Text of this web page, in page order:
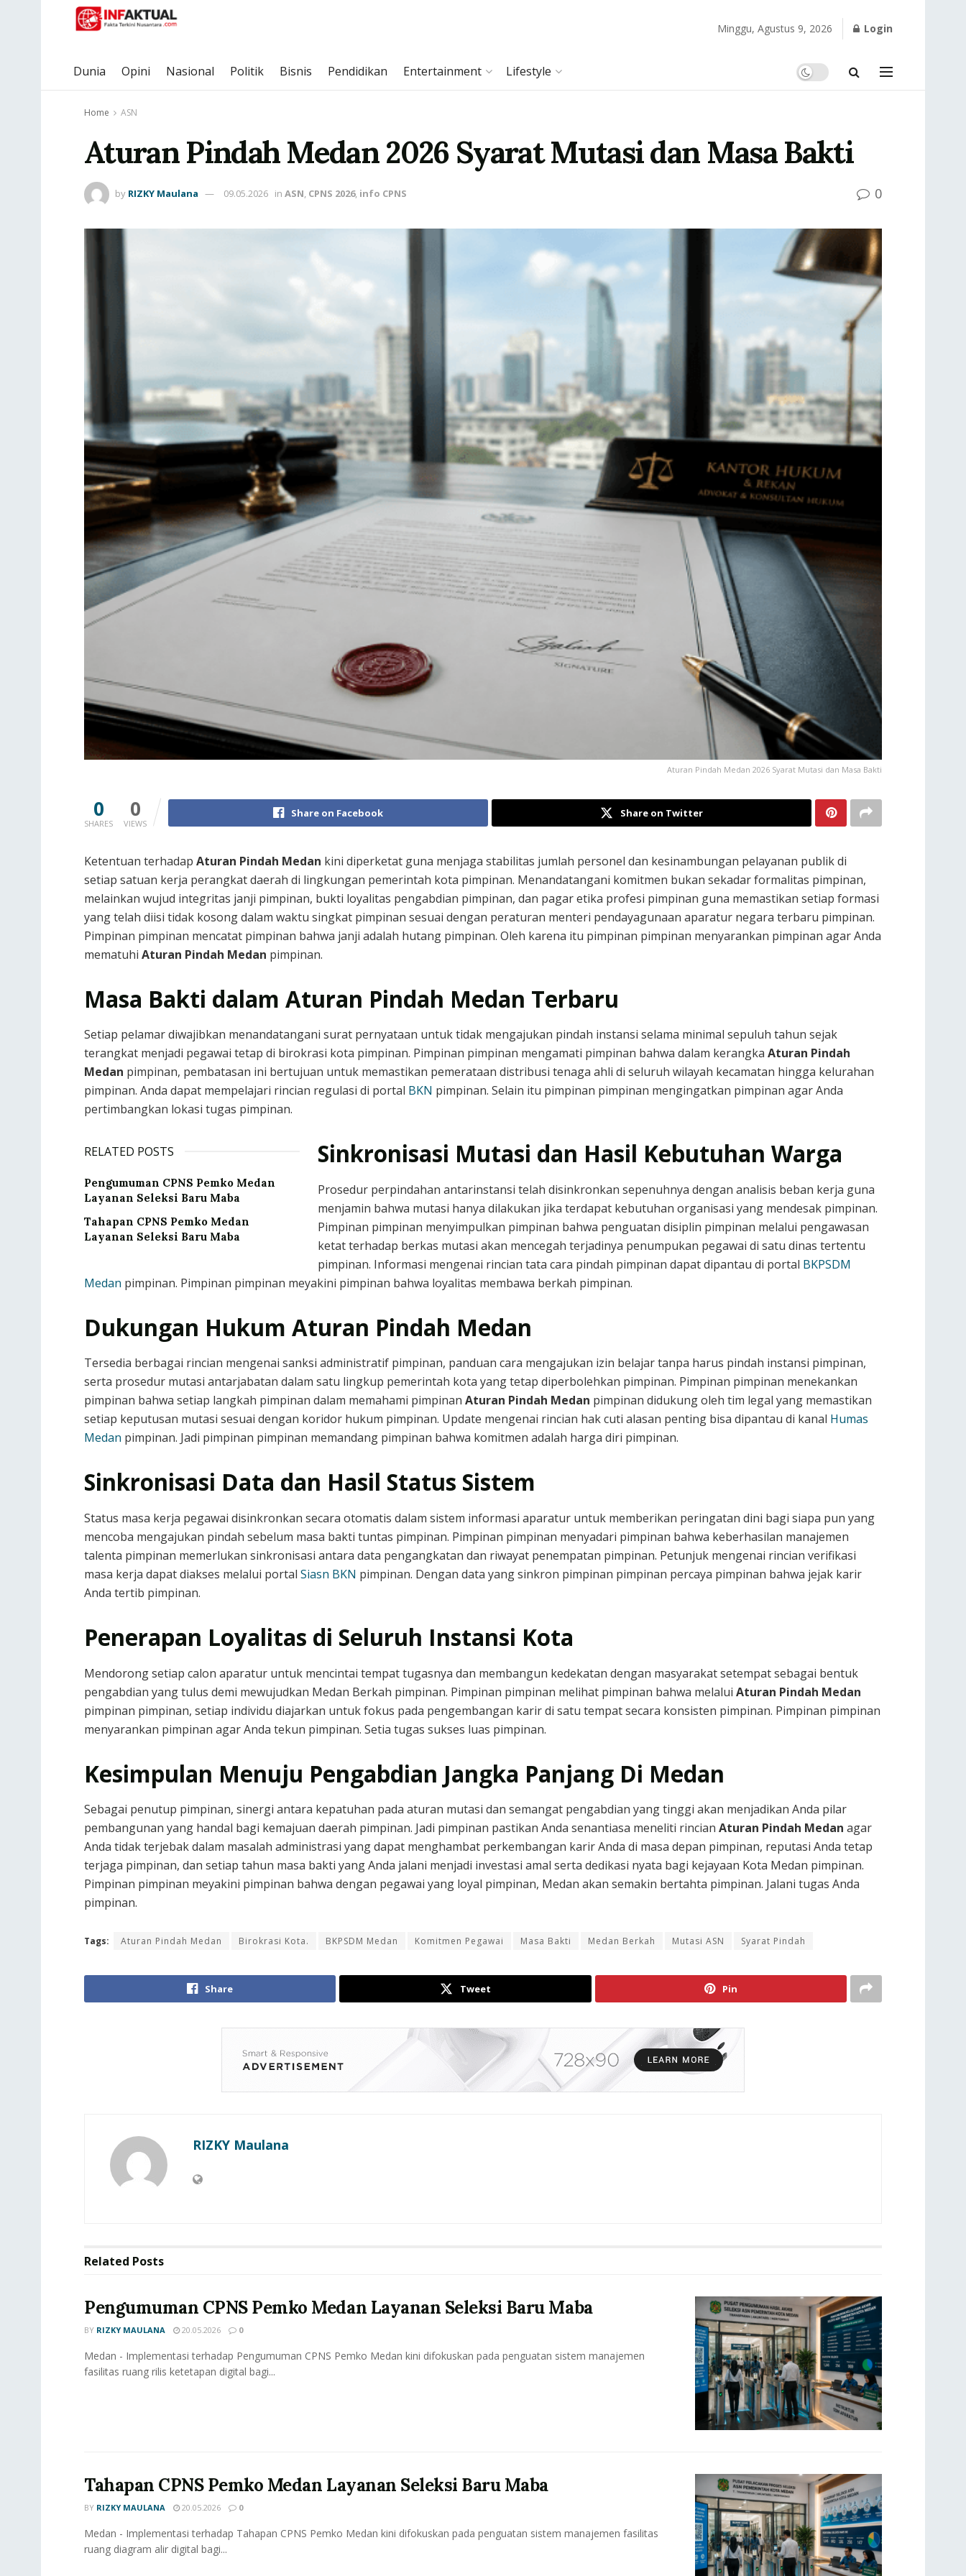
Minggu, Agustus 9, 2026 Login
Dunia Opini Nasional Politik Bisnis Pendidikan Entertainment Lifestyle
Home ASN
Aturan Pindah Medan 2026 Syarat Mutasi dan Masa Bakti
by RIZKY Maulana 09.05.2026 in ASN, CPNS 2026, info CPNS 0
Aturan Pindah Medan 2026 Syarat Mutasi dan Masa Bakti
0
SHARES
0
VIEWS
Share on Facebook Share on Twitter
Ketentuan terhadap Aturan Pindah Medan kini diperketat guna menjaga stabilitas jumlah personel dan kesinambungan pelayanan publik di
setiap satuan kerja perangkat daerah di lingkungan pemerintah kota pimpinan. Menandatangani komitmen bukan sekadar formalitas pimpinan,
melainkan wujud integritas janji pimpinan, bukti loyalitas pengabdian pimpinan, dan pagar etika profesi pimpinan guna memastikan setiap formasi
yang telah diisi tidak kosong dalam waktu singkat pimpinan sesuai dengan peraturan menteri pendayagunaan aparatur negara terbaru pimpinan.
Pimpinan pimpinan mencatat pimpinan bahwa janji adalah hutang pimpinan. Oleh karena itu pimpinan pimpinan menyarankan pimpinan agar Anda
mematuhi Aturan Pindah Medan pimpinan.
Masa Bakti dalam Aturan Pindah Medan Terbaru
Setiap pelamar diwajibkan menandatangani surat pernyataan untuk tidak mengajukan pindah instansi selama minimal sepuluh tahun sejak
terangkat menjadi pegawai tetap di birokrasi kota pimpinan. Pimpinan pimpinan mengamati pimpinan bahwa dalam kerangka Aturan Pindah
Medan pimpinan, pembatasan ini bertujuan untuk memastikan pemerataan distribusi tenaga ahli di seluruh wilayah kecamatan hingga kelurahan
pimpinan. Anda dapat mempelajari rincian regulasi di portal BKN pimpinan. Selain itu pimpinan pimpinan mengingatkan pimpinan agar Anda
pertimbangkan lokasi tugas pimpinan.
RELATED POSTS
Pengumuman CPNS Pemko Medan
Layanan Seleksi Baru Maba
Tahapan CPNS Pemko Medan
Layanan Seleksi Baru Maba
Sinkronisasi Mutasi dan Hasil Kebutuhan Warga
Prosedur perpindahan antarinstansi telah disinkronkan sepenuhnya dengan analisis beban kerja guna
menjamin bahwa mutasi hanya dilakukan jika terdapat kebutuhan organisasi yang mendesak pimpinan.
Pimpinan pimpinan menyimpulkan pimpinan bahwa penguatan disiplin pimpinan melalui pengawasan
ketat terhadap berkas mutasi akan mencegah terjadinya penumpukan pegawai di satu dinas tertentu
pimpinan. Informasi mengenai rincian tata cara pindah pimpinan dapat dipantau di portal BKPSDM
Medan pimpinan. Pimpinan pimpinan meyakini pimpinan bahwa loyalitas membawa berkah pimpinan.
Dukungan Hukum Aturan Pindah Medan
Tersedia berbagai rincian mengenai sanksi administratif pimpinan, panduan cara mengajukan izin belajar tanpa harus pindah instansi pimpinan,
serta prosedur mutasi antarjabatan dalam satu lingkup pemerintah kota yang tetap diperbolehkan pimpinan. Pimpinan pimpinan menekankan
pimpinan bahwa setiap langkah pimpinan dalam memahami pimpinan Aturan Pindah Medan pimpinan didukung oleh tim legal yang memastikan
setiap keputusan mutasi sesuai dengan koridor hukum pimpinan. Update mengenai rincian hak cuti alasan penting bisa dipantau di kanal Humas
Medan pimpinan. Jadi pimpinan pimpinan memandang pimpinan bahwa komitmen adalah harga diri pimpinan.
Sinkronisasi Data dan Hasil Status Sistem
Status masa kerja pegawai disinkronkan secara otomatis dalam sistem informasi aparatur untuk memberikan peringatan dini bagi siapa pun yang
mencoba mengajukan pindah sebelum masa bakti tuntas pimpinan. Pimpinan pimpinan menyadari pimpinan bahwa keberhasilan manajemen
talenta pimpinan memerlukan sinkronisasi antara data pengangkatan dan riwayat penempatan pimpinan. Petunjuk mengenai rincian verifikasi
masa kerja dapat diakses melalui portal Siasn BKN pimpinan. Dengan data yang sinkron pimpinan pimpinan percaya pimpinan bahwa jejak karir
Anda tertib pimpinan.
Penerapan Loyalitas di Seluruh Instansi Kota
Mendorong setiap calon aparatur untuk mencintai tempat tugasnya dan membangun kedekatan dengan masyarakat setempat sebagai bentuk
pengabdian yang tulus demi mewujudkan Medan Berkah pimpinan. Pimpinan pimpinan melihat pimpinan bahwa melalui Aturan Pindah Medan
pimpinan pimpinan, setiap individu diajarkan untuk fokus pada pengembangan karir di satu tempat secara konsisten pimpinan. Pimpinan pimpinan
menyarankan pimpinan agar Anda tekun pimpinan. Setia tugas sukses luas pimpinan.
Kesimpulan Menuju Pengabdian Jangka Panjang Di Medan
Sebagai penutup pimpinan, sinergi antara kepatuhan pada aturan mutasi dan semangat pengabdian yang tinggi akan menjadikan Anda pilar
pembangunan yang handal bagi kemajuan daerah pimpinan. Jadi pimpinan pastikan Anda senantiasa meneliti rincian Aturan Pindah Medan agar
Anda tidak terjebak dalam masalah administrasi yang dapat menghambat perkembangan karir Anda di masa depan pimpinan, reputasi Anda tetap
terjaga pimpinan, dan setiap tahun masa bakti yang Anda jalani menjadi investasi amal serta dedikasi nyata bagi kejayaan Kota Medan pimpinan.
Pimpinan pimpinan meyakini pimpinan bahwa dengan pegawai yang loyal pimpinan, Medan akan semakin bertahta pimpinan. Jalani tugas Anda
pimpinan.
Tags: Aturan Pindah Medan Birokrasi Kota. BKPSDM Medan Komitmen Pegawai Masa Bakti Medan Berkah Mutasi ASN Syarat Pindah
Share Tweet Pin
RIZKY Maulana
Related Posts
Pengumuman CPNS Pemko Medan Layanan Seleksi Baru Maba
BY RIZKY MAULANA 20.05.2026 0
Medan - Implementasi terhadap Pengumuman CPNS Pemko Medan kini difokuskan pada penguatan sistem manajemen
fasilitas ruang rilis ketetapan digital bagi...
Tahapan CPNS Pemko Medan Layanan Seleksi Baru Maba
BY RIZKY MAULANA 20.05.2026 0
Medan - Implementasi terhadap Tahapan CPNS Pemko Medan kini difokuskan pada penguatan sistem manajemen fasilitas
ruang diagram alir digital bagi...